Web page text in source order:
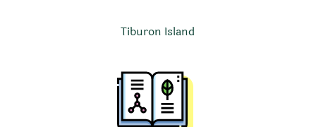
Tiburon Island